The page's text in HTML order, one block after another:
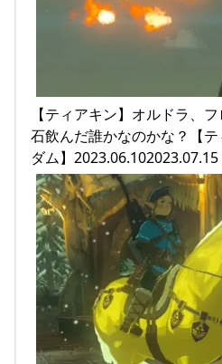
【ティアキン】オルドラ、
石飲んだ誰かなのかな？【
ダム】2023.06.102023.07.15